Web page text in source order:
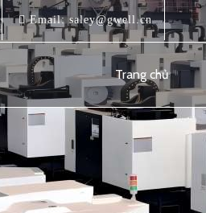
Email:saley@gwell.cn
Trang chủ